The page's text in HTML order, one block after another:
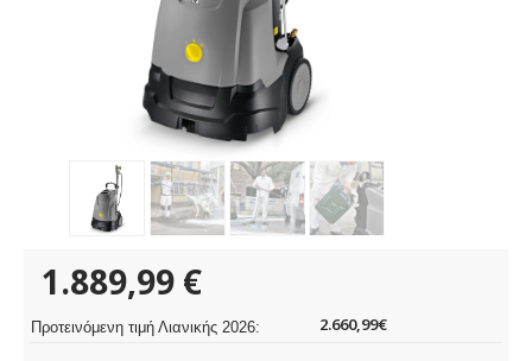
1.889,99 €
Προτεινόμενη τιμή Λιανικής 2026: 2.660,99€